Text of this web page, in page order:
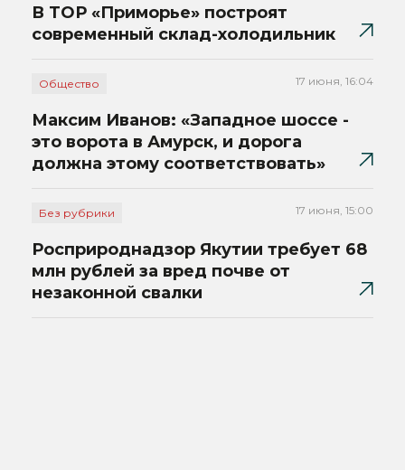
В ТОР «Приморье» построят
современный склад-холодильник
Общество 17 июня, 16:04
Максим Иванов: «Западное шоссе -
это ворота в Амурск, и дорога
должна этому соответствовать»
Без рубрики 17 июня, 15:00
Росприроднадзор Якутии требует 68
млн рублей за вред почве от
незаконной свалки